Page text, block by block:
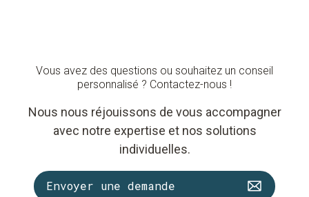
Vous avez des questions ou souhaitez un conseil
personnalisé ? Contactez-nous !
Nous nous réjouissons de vous accompagner
avec notre expertise et nos solutions
individuelles.
Envoyer une demande